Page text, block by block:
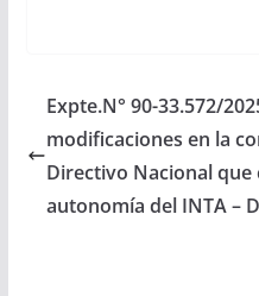
promueve la
implementación a nivel
regional, de un
Sistema de Alerta
Temprana para…
Expte.N° 90-33.572/
modificaciones en la
Directivo Nacional
autonomía del INTA –